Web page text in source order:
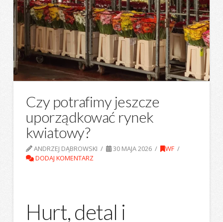
Czy potrafimy jeszcze
uporządkować rynek
kwiatowy?
ANDRZEJ DĄBROWSKI 30 MAJA 2026
WF
DODAJ KOMENTARZ
Hurt, detal i